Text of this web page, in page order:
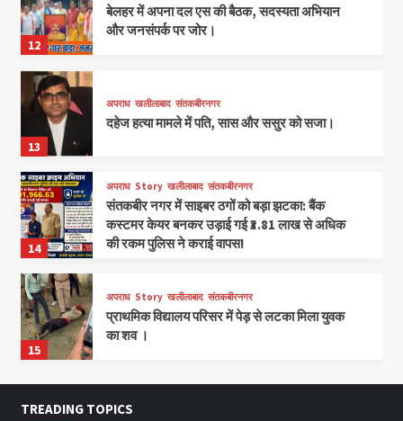
12
बेलहर में अपना दल एस की बैठक, सदस्यता अभियान
और जनसंपर्क पर जोर।
13
अपराध खलीलाबाद संतकबीरनगर
दहेज हत्या मामले में पति, सास और ससुर को सजा।
14
अपराध Story खलीलाबाद संतकबीरनगर
संतकबीर नगर में साइबर ठगों को बड़ा झटका: बैंक
कस्टमर केयर बनकर उड़ाई गई ₹3.81 लाख से अधिक
की रकम पुलिस ने कराई वापस!
15
अपराध Story खलीलाबाद संतकबीरनगर
प्राथमिक विद्यालय परिसर में पेड़ से लटका मिला युवक
का शव ।
TREADING TOPICS